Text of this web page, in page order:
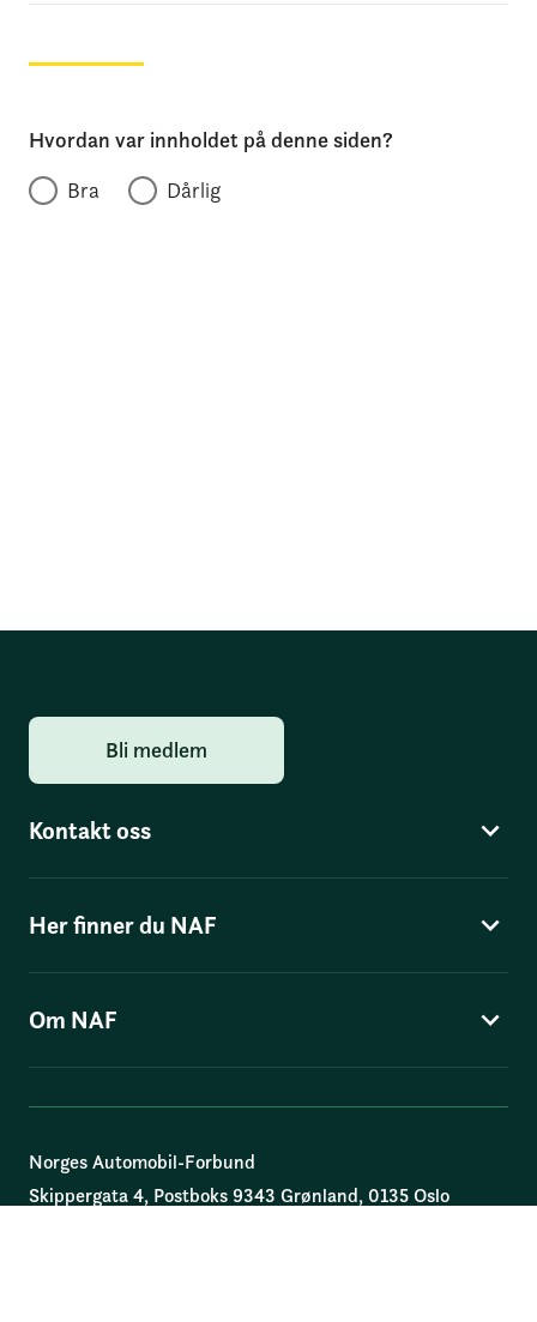
Hvordan var innholdet på denne siden?
Bra
Dårlig
Bli medlem
Kontakt oss
Her finner du NAF
Om NAF
Norges Automobil-Forbund
Skippergata 4, Postboks 9343 Grønland, 0135 Oslo